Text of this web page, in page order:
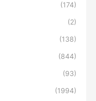
(174)
(2)
(138)
(844)
(93)
(1994)